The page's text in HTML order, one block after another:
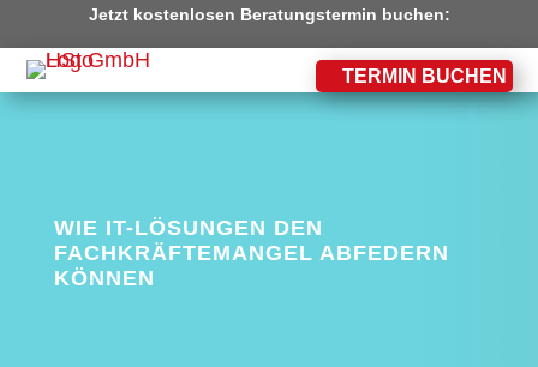
Jetzt kostenlosen Beratungstermin buchen:
TERMIN BUCHEN
WIE IT-LÖSUNGEN DEN
FACHKRÄFTEMANGEL ABFEDERN
KÖNNEN